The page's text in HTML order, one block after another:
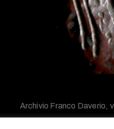
Archivio Franco Daverio,